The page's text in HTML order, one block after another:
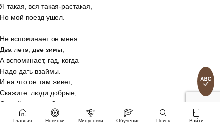
Главная Новинки Минусовки Обучение Поиск Войти
Я такая, вся такая-растакая,
Но мой поезд ушел.
Не вспоминает он меня
Два лета, две зимы,
А вспоминает, гад, когда
Надо дать взаймы.
И на что он там живет,
Скажите, люди добрые,
С этой крошкою?
Купил колечко ей,